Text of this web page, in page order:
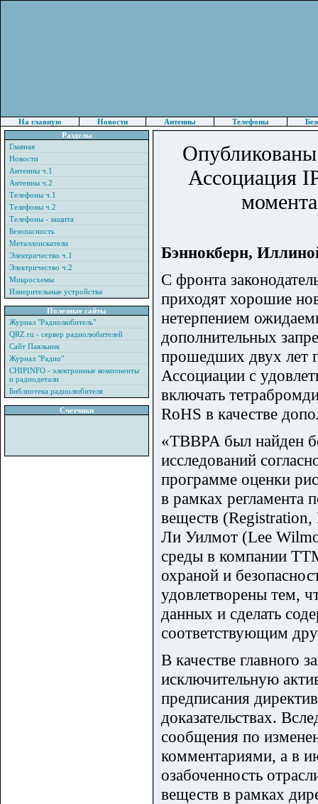
На главную Новости Антенны Телефоны
Разделы
Главная
Новости
Антенны ч.1
Антенны ч.2
Телефоны ч.1
Телефоны ч.2
Телефоны - защита
Безопасность
Металлоискатели
Электричество ч.1
Электричество ч.2
Микросхемы
Измерительные устройства
Полезные сайты
Журнал "Радиолюбитель"
QRZ.ru - сервер радиолюбителей
Сайт Паяльник
Журнал "Радио"
CHIPINFO - электронные компоненты
и радиодетали
Библиотека радиолюбителя
Счетчики
Ассоциация
Бэннокберн,
С фронта
приходят хорошие
нетерпением
дополнительных
прошедших двух лет
Ассоциации с
включать
RoHS в качестве
«TBBPA был найден
исследований
программе оценки
в рамках регламента
веществ
Ли Уилмот (Lee
среды в компании
охраной и
удовлетворены тем,
данных и сделать
соответствующим
В качестве главного
исключительную
предписания
доказательствах.
сообщения по
комментариями, а в
озабоченность
веществ в рамках